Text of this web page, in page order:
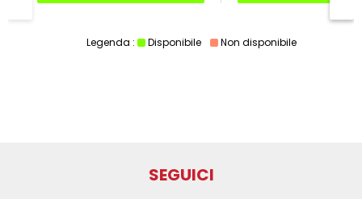
Legenda : Disponibile Non disponibile
SEGUICI